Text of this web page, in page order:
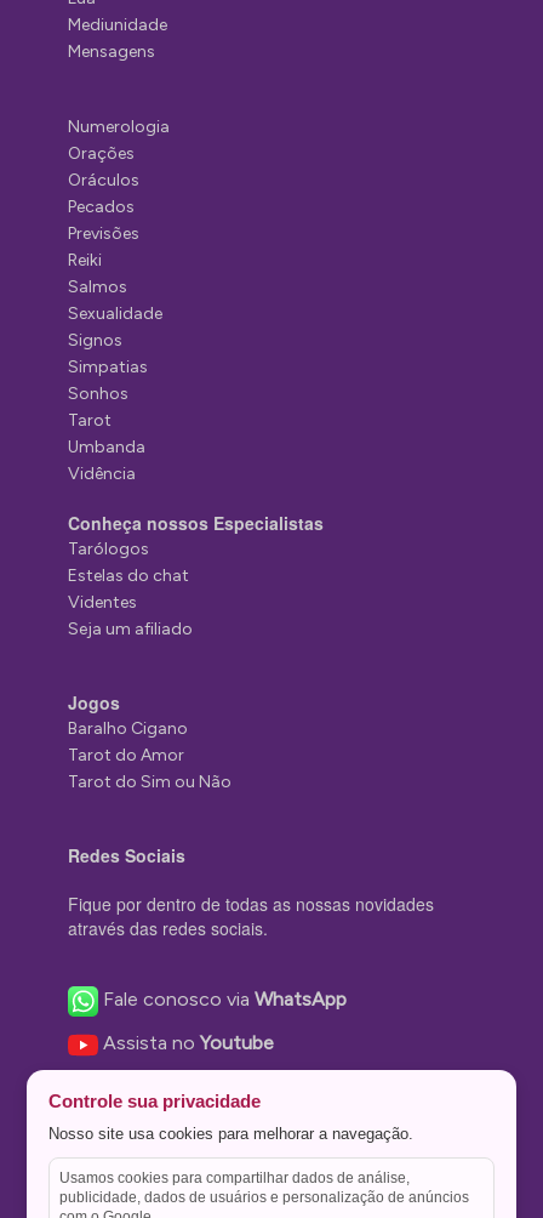
Mediunidade
Mensagens
Numerologia
Orações
Oráculos
Pecados
Previsões
Reiki
Salmos
Sexualidade
Signos
Simpatias
Sonhos
Tarot
Umbanda
Vidência
Conheça nossos Especialistas
Tarólogos
Estelas do chat
Videntes
Seja um afiliado
Jogos
Baralho Cigano
Tarot do Amor
Tarot do Sim ou Não
Redes Sociais
Fique por dentro de todas as nossas novidades
através das redes sociais.
Fale conosco viaWhatsApp
Assista noYoutube
Nos siga no Instagram
Nos siga noTwitter
Controle sua privacidade
Nosso site usa cookies para melhorar a navegação.
Usamos cookies para compartilhar dados de análise,
publicidade, dados de usuários e personalização de anúncios